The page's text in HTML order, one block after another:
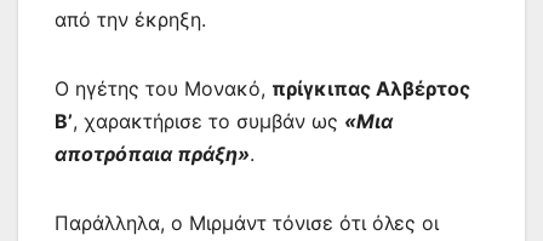
από την έκρηξη.
Ο ηγέτης του Μονακό, πρίγκιπας Αλβέρτος
Β’, χαρακτήρισε το συμβάν ως «Μια
αποτρόπαια πράξη».
Παράλληλα, ο Μιρμάντ τόνισε ότι όλες οι